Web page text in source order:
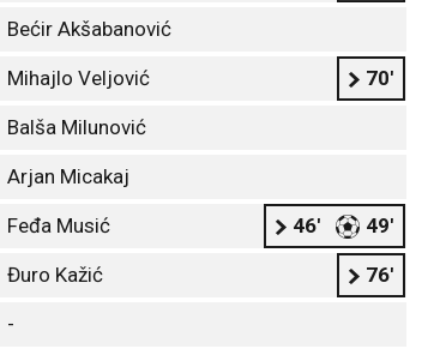
Bećir Akšabanović
Mihajlo Veljović 70'
Balša Milunović
Arjan Micakaj
Feđa Musić 46' 49'
Đuro Kažić 76'
-